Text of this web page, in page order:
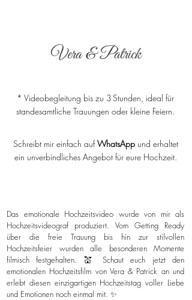
Vera & Patrick
* Videobegleitung bis zu 3 Stunden, ideal für
standesamtliche Trauungen oder kleine Feiern.
Schreibt mir einfach aufWhatsAppund erhaltet
ein unverbindliches Angebot für eure Hochzeit.
Das emotionale Hochzeitsvideo wurde von mir als
Hochzeitsvideograf produziert. Vom Getting Ready
über die freie Trauung bis hin zur stilvollen
Hochzeitsfeier wurden alle besonderen Momente
filmisch festgehalten. 💒 Schaut euch jetzt den
emotionalen Hochzeitsfilm von Vera & Patrick an und
erlebt diesen einzigartigen Hochzeitstag voller Liebe
und Emotionen noch einmal mit. ✨